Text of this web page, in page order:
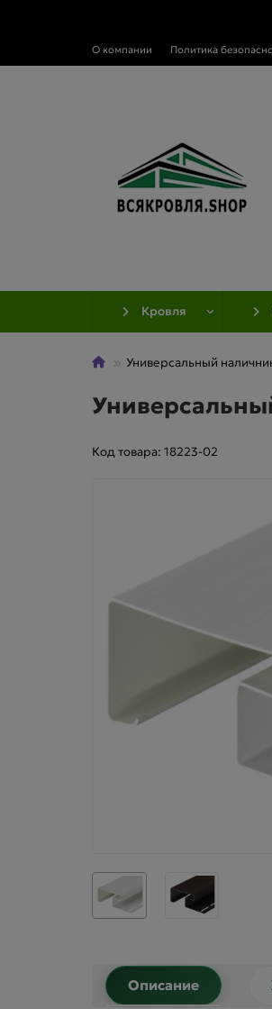
О компании Политика
Кровля
Универсальный
Код товара: 18223-02
Описание